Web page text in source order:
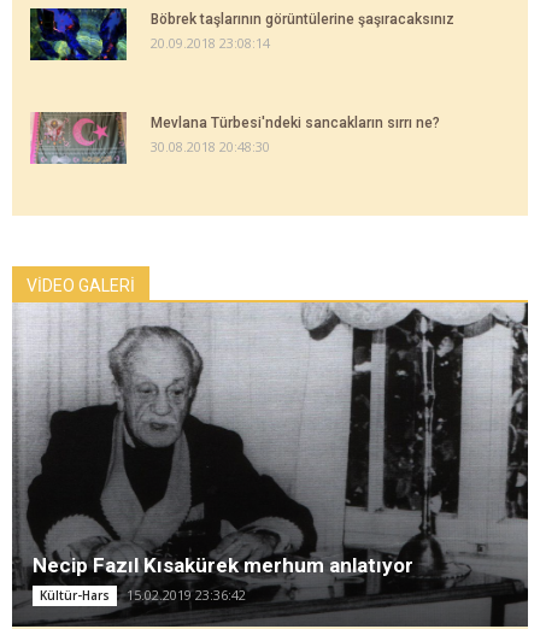
Böbrek taşlarının görüntülerine şaşıracaksınız
20.09.2018 23:08:14
Mevlana Türbesi'ndeki sancakların sırrı ne?
30.08.2018 20:48:30
VİDEO GALERİ
Necip Fazıl Kısakürek merhum anlatıyor
Kültür-Hars 15.02.2019 23:36:42